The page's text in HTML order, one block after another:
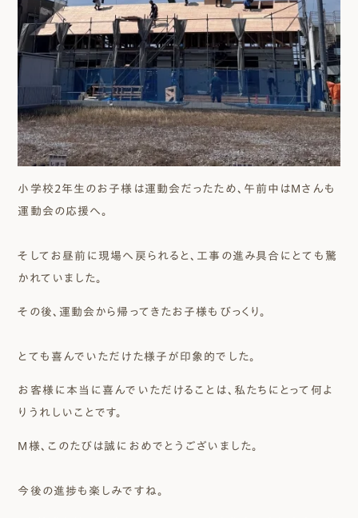
小学校2年生のお子様は運動会だったため、午前中はMさんも
運動会の応援へ。
そしてお昼前に現場へ戻られると、工事の進み具合にとても驚
かれていました。
その後、運動会から帰ってきたお子様もびっくり。
とても喜んでいただけた様子が印象的でした。
お客様に本当に喜んでいただけることは、私たちにとって何よ
りうれしいことです。
M様、このたびは誠におめでとうございました。
今後の進捗も楽しみですね。